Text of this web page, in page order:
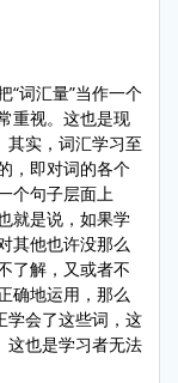
“词汇量”当作一个
重视。这也是现
其实，词汇学习至
，即对词的各个
个句子层面上
就是说，如果学
其他也许没那么
了解，又或者不
地运用，那么
学会了这些词，这
这也是学习者无法